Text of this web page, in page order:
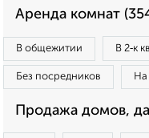
Аренда комнат
В общежитии В 2‑к
Без посредников На
Продажа домов,